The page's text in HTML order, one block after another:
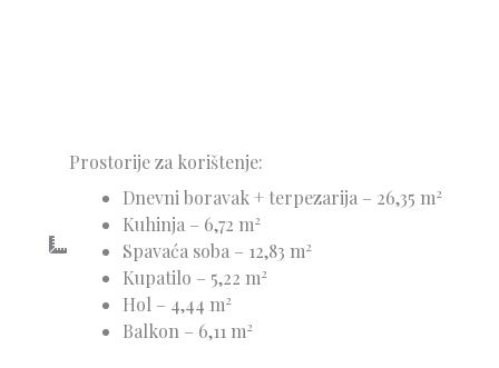
Prostorije za korištenje:
Dnevni boravak + terpezarija – 26,35 m2
Kuhinja – 6,72 m2
Spavaća soba – 12,83 m2
Kupatilo – 5,22 m2
Hol – 4,44 m2
Balkon – 6,11 m2